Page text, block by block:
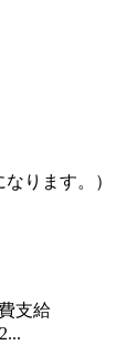
ります。）
支給